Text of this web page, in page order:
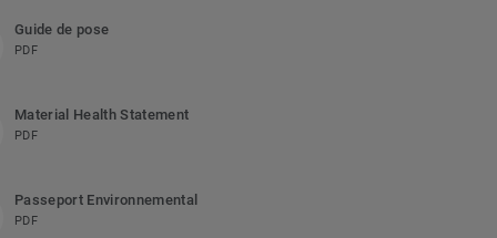
Guide de pose
PDF
Material Health Statement
PDF
Passeport Environnemental
PDF